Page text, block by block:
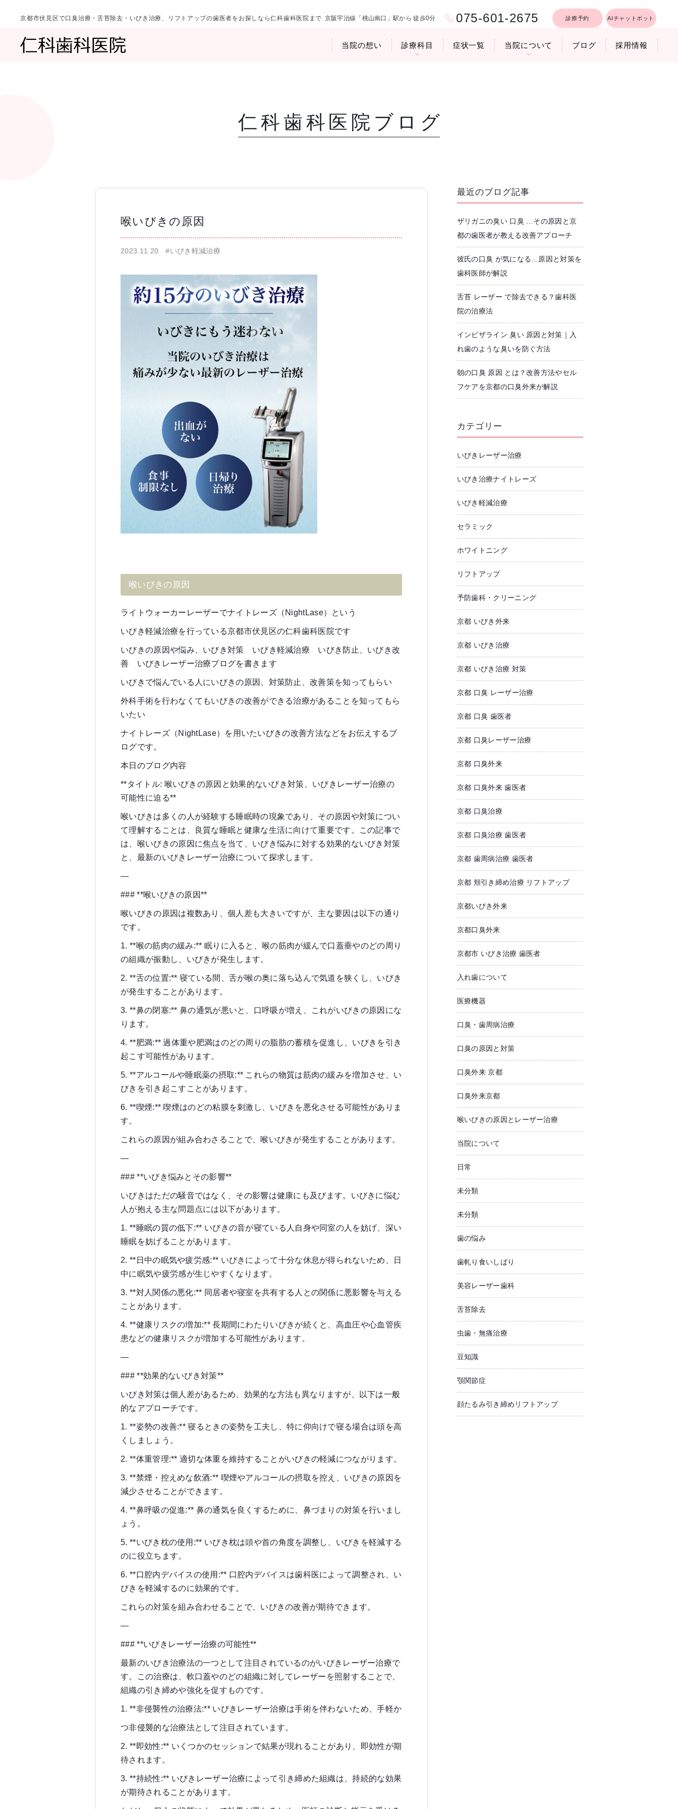
京都市伏見区で口臭治療・舌苔除去・いびき治療、リフトアップの歯医者をお探しなら仁科歯科医院まで 京阪宇治線「桃山南口」駅から 徒歩0分 075-601-2675 診療予約 AIチャットボット
当院の想い 診療科目
一般歯科・小児歯科 予防歯科・クリーニング
無痛治療
症状一覧 当院について
仁科歯科医院ブログ
ブログ 採用情報
仁科歯科医院ブログ
喉いびきの原因
2023.11.20#いびき軽減治療
喉いびきの原因
ライトウォーカーレーザーでナイトレーズ（NightLase）という
いびき軽減治療を行っている京都市伏見区の仁科歯科医院です
いびきの原因や悩み、いびき対策 いびき軽減治療 いびき防止、いびき改
善 いびきレーザー治療ブログを書きます
いびきで悩んでいる人にいびきの原因、対策防止、改善策を知ってもらい
外科手術を行わなくてもいびきの改善ができる治療があることを知ってもら
いたい
ナイトレーズ（NightLase）を用いたいびきの改善方法などをお伝えするブ
ログです。
本日のブログ内容
**タイトル: 喉いびきの原因と効果的ないびき対策、いびきレーザー治療の
可能性に迫る**
喉いびきは多くの人が経験する睡眠時の現象であり、その原因や対策につい
て理解することは、良質な睡眠と健康な生活に向けて重要です。この記事で
は、喉いびきの原因に焦点を当て、いびき悩みに対する効果的ないびき対策
と、最新のいびきレーザー治療について探求します。
—
### **喉いびきの原因**
喉いびきの原因は複数あり、個人差も大きいですが、主な要因は以下の通り
です。
1. **喉の筋肉の緩み:** 眠りに入ると、喉の筋肉が緩んで口蓋垂やのどの周り
の組織が振動し、いびきが発生します。
2. **舌の位置:** 寝ている間、舌が喉の奥に落ち込んで気道を狭くし、いびき
が発生することがあります。
3. **鼻の閉塞:** 鼻の通気が悪いと、口呼吸が増え、これがいびきの原因にな
ります。
4. **肥満:** 過体重や肥満はのどの周りの脂肪の蓄積を促進し、いびきを引き
起こす可能性があります。
5. **アルコールや睡眠薬の摂取:** これらの物質は筋肉の緩みを増加させ、い
びきを引き起こすことがあります。
6. **喫煙:** 喫煙はのどの粘膜を刺激し、いびきを悪化させる可能性がありま
す。
これらの原因が組み合わさることで、喉いびきが発生することがあります。
—
### **いびき悩みとその影響**
いびきはただの騒音ではなく、その影響は健康にも及びます。いびきに悩む
人が抱える主な問題点には以下があります。
1. **睡眠の質の低下:** いびきの音が寝ている人自身や同室の人を妨げ、深い
睡眠を妨げることがあります。
2. **日中の眠気や疲労感:** いびきによって十分な休息が得られないため、日
中に眠気や疲労感が生じやすくなります。
3. **対人関係の悪化:** 同居者や寝室を共有する人との関係に悪影響を与える
ことがあります。
4. **健康リスクの増加:** 長期間にわたりいびきが続くと、高血圧や心血管疾
患などの健康リスクが増加する可能性があります。
—
### **効果的ないびき対策**
いびき対策は個人差があるため、効果的な方法も異なりますが、以下は一般
的なアプローチです。
1. **姿勢の改善:** 寝るときの姿勢を工夫し、特に仰向けで寝る場合は頭を高
くしましょう。
2. **体重管理:** 適切な体重を維持することがいびきの軽減につながります。
3. **禁煙・控えめな飲酒:** 喫煙やアルコールの摂取を控え、いびきの原因を
減少させることができます。
4. **鼻呼吸の促進:** 鼻の通気を良くするために、鼻づまりの対策を行いまし
ょう。
5. **いびき枕の使用:** いびき枕は頭や首の角度を調整し、いびきを軽減する
のに役立ちます。
6. **口腔内デバイスの使用:** 口腔内デバイスは歯科医によって調整され、い
びきを軽減するのに効果的です。
これらの対策を組み合わせることで、いびきの改善が期待できます。
—
### **いびきレーザー治療の可能性**
最新のいびき治療法の一つとして注目されているのがいびきレーザー治療で
す。この治療は、軟口蓋やのどの組織に対してレーザーを照射することで、
組織の引き締めや強化を促すものです。
1. **非侵襲性の治療法:** いびきレーザー治療は手術を伴わないため、手軽か
つ非侵襲的な治療法として注目されています。
2. **即効性:** いくつかのセッションで結果が現れることがあり、即効性が期
待されます。
3. **持続性:** いびきレーザー治療によって引き締めた組織は、持続的な効果
が期待されることがあります。
最近のブログ記事
ザリガニの臭い 口臭 …その原因と京
都の歯医者が教える改善アプローチ
彼氏の口臭 が気になる…原因と対策を
歯科医師が解説
舌苔 レーザー で除去できる？歯科医
院の治療法
インビザライン 臭い 原因と対策｜入
れ歯のような臭いを防ぐ方法
朝の口臭 原因 とは？改善方法やセル
フケアを京都の口臭外来が解説
カテゴリー
いびきレーザー治療
いびき治療ナイトレーズ
いびき軽減治療
セラミック
ホワイトニング
リフトアップ
予防歯科・クリーニング
京都 いびき外来
京都 いびき治療
京都 いびき治療 対策
京都 口臭 レーザー治療
京都 口臭 歯医者
京都 口臭レーザー治療
京都 口臭外来
京都 口臭外来 歯医者
京都 口臭治療
京都 口臭治療 歯医者
京都 歯周病治療 歯医者
京都 頬引き締め治療 リフトアップ
京都いびき外来
京都口臭外来
京都市 いびき治療 歯医者
入れ歯について
医療機器
口臭・歯周病治療
口臭の原因と対策
口臭外来 京都
口臭外来京都
喉いびきの原因とレーザー治療
当院について
日常
未分類
未分類
歯の悩み
歯軋り食いしばり
美容レーザー歯科
舌苔除去
虫歯・無痛治療
豆知識
顎関節症
顔たるみ引き締めリフトアップ